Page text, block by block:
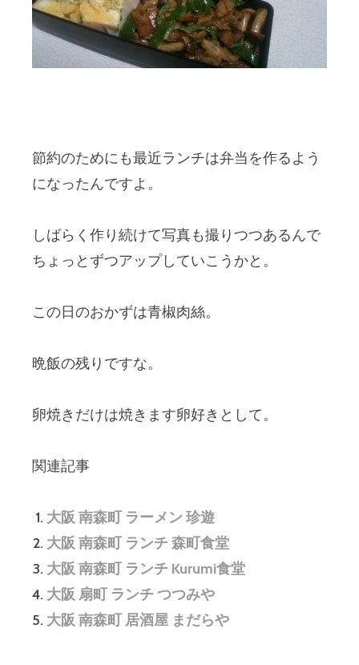
節約のためにも最近ランチは弁当を作るよう
になったんですよ。
しばらく作り続けて写真も撮りつつあるんで
ちょっとずつアップしていこうかと。
この日のおかずは青椒肉絲。
晩飯の残りですな。
卵焼きだけは焼きます卵好きとして。
関連記事
大阪 南森町 ラーメン 珍遊
大阪 南森町 ランチ 森町食堂
大阪 南森町 ランチ Kurumi食堂
大阪 扇町 ランチ つつみや
大阪 南森町 居酒屋 まだらや